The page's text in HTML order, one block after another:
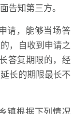
告知第三方。
请，能够当场答
，自收到申请之
答复期限的，经
长的期限最长不
镇根据下列情况